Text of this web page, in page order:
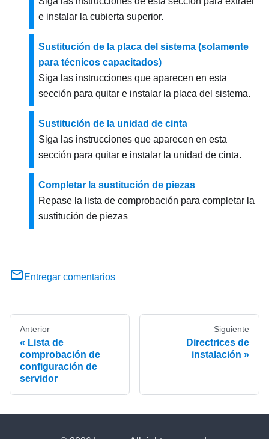
e instalar la cubierta superior.
Sustitución de la placa del sistema (solamente
para técnicos capacitados)
Siga las instrucciones que aparecen en esta
sección para quitar e instalar la placa del sistema.
Sustitución de la unidad de cinta
Siga las instrucciones que aparecen en esta
sección para quitar e instalar la unidad de cinta.
Completar la sustitución de piezas
Repase la lista de comprobación para completar la
sustitución de piezas
Entregar comentarios
Anterior
Lista de
comprobación de
configuración de
servidor
Siguiente
Directrices de
instalación